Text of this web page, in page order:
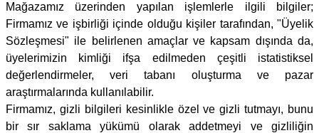
Mağazamız üzerinden yapılan işlemlerle ilgili bilgiler;
Firmamızve işbirliği içinde olduğu kişiler tarafından, "Üyelik
Sözleşmesi" ile belirlenen amaçlar ve kapsam dışında da,
üyelerimizin kimliği ifşa edilmeden çeşitli istatistiksel
değerlendirmeler, veri tabanı oluşturma ve pazar
araştırmalarında kullanılabilir.
Firmamız, gizli bilgileri kesinlikle özel ve gizli tutmayı, bunu
bir sır saklama yükümü olarak addetmeyi ve gizliliğin